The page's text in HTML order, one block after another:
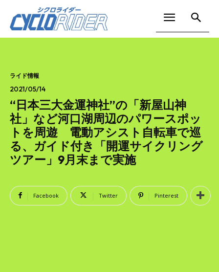
ライド情報
2021/05/14
“日本三大金運神社”の「新屋山神
社」など河口湖周辺のパワースポッ
トを周遊 電動アシスト自転車で巡
る、ガイド付き「開運サイクリング
ツアー」9月末まで実施
Facebook Twitter Pinterest